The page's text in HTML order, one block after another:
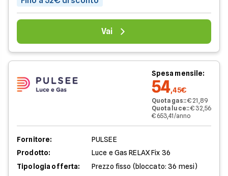
Vai
Spesa mensile:
54,45€
Quota gas::€ 21,89
Quota luce::€ 32,56
€ 653,41/anno
Fornitore:
PULSEE
Prodotto:
Luce e Gas RELAX Fix 36
Tipologia offerta:
Prezzo fisso (bloccato: 36 mesi)